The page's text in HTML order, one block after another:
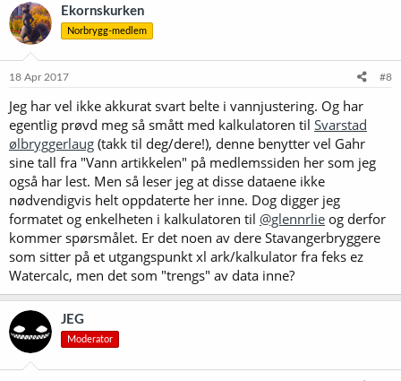
Ekornskurken
Norbrygg-medlem
18 Apr 2017 #8
Jeg har vel ikke akkurat svart belte i vannjustering. Og har
egentlig prøvd meg så smått med kalkulatoren til Svarstad
ølbryggerlaug (takk til deg/dere!), denne benytter vel Gahr
sine tall fra "Vann artikkelen" på medlemssiden her som jeg
også har lest. Men så leser jeg at disse dataene ikke
nødvendigvis helt oppdaterte her inne. Dog digger jeg
formatet og enkelheten i kalkulatoren til @glennrlie og derfor
kommer spørsmålet. Er det noen av dere Stavangerbryggere
som sitter på et utgangspunkt xl ark/kalkulator fra feks ez
Watercalc, men det som "trengs" av data inne?
JEG
Moderator